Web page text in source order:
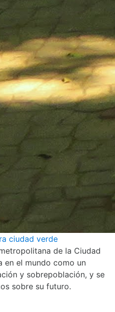
ciudad verde
de la Ciudad
en el mundo como un
y sobrepoblación, y se
sobre su futuro.